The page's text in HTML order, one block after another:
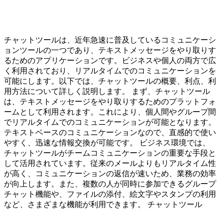
チャットツールは、近年急速に普及しているコミュニケーシ
ョンツールの一つであり、テキストメッセージをやり取りす
るためのアプリケーションです。ビジネスや個人の両方で広
く利用されており、リアルタイムでのコミュニケーションを
可能にします。以下では、チャットツールの概要、利点、利
用方法について詳しく説明します。 まず、チャットツール
は、テキストメッセージをやり取りするためのプラットフォ
ームとして利用されます。これにより、個人間やグループ間
でリアルタイムでのコミュニケーションが可能となります。
テキストベースのコミュニケーションなので、直感的で使い
やすく、迅速な情報交換が可能です。 ビジネス環境では、
チャットツールがチームコミュニケーションの重要な手段と
して活用されています。従来のメールよりもリアルタイム性
が高く、コミュニケーションの返信が速いため、業務の効率
が向上します。また、複数の人が同時に参加できるグループ
チャット機能や、ファイルの添付、絵文字やスタンプの利用
など、さまざまな機能が利用できます。 チャットツール